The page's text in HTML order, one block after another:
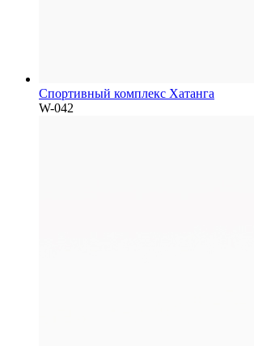
Спортивный комплекс Хатанга
W-042